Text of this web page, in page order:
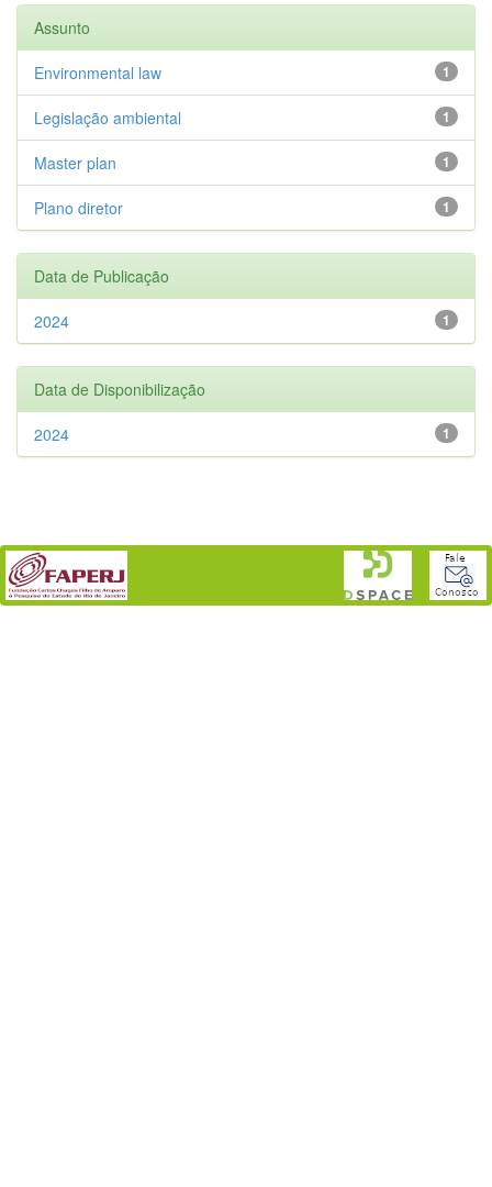
Assunto
1
Environmental law
1
Legislação ambiental
1
Master plan
1
Plano diretor
Data de Publicação
1
2024
Data de Disponibilização
1
2024